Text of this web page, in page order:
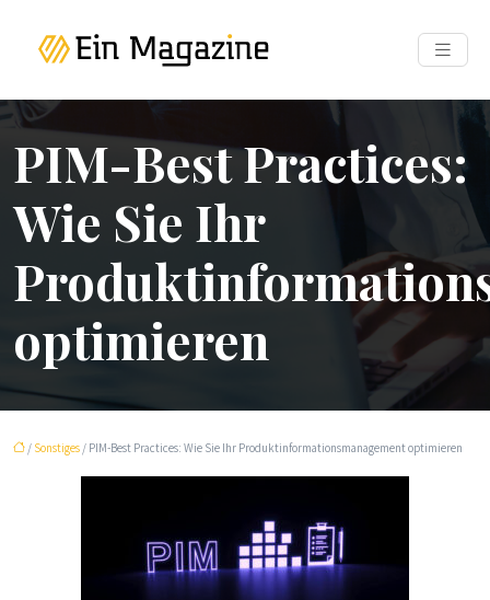
PIM-Best Practices:
Wie Sie Ihr
optimieren
/ Sonstiges / PIM-Best Practices: Wie Sie Ihr Produktinformationsmanagement optimieren